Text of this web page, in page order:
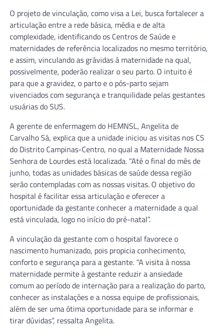
O projeto de vinculação, como visa a Lei, busca fortalecer a
articulação entre a rede básica, média e de alta
complexidade, identificando os Centros de Saúde e
maternidades de referência localizados no mesmo território,
e assim, vinculando as grávidas à maternidade na qual,
possivelmente, poderão realizar o seu parto. O intuito é
para que a gravidez, o parto e o pós-parto sejam
vivenciados com segurança e tranquilidade pelas gestantes
usuárias do SUS.
A gerente de enfermagem do HEMNSL, Angelita de
Carvalho Sá, explica que a unidade iniciou as visitas nos CS
do Distrito Campinas-Centro, no qual a Maternidade Nossa
Senhora de Lourdes está localizada. “Até o final do mês de
junho, todas as unidades básicas de saúde dessa região
serão contempladas com as nossas visitas. O objetivo do
hospital é facilitar essa articulação e oferecer a
oportunidade da gestante conhecer a maternidade a qual
está vinculada, logo no início do pré-natal”.
A vinculação da gestante com o hospital favorece o
nascimento humanizado, pois propicia conhecimento,
conforto e segurança para a gestante. “A visita à nossa
maternidade permite à gestante reduzir a ansiedade
comum ao período de internação para a realização do parto,
conhecer as instalações e a nossa equipe de profissionais,
além de ser uma ótima oportunidade para se informar e
tirar dúvidas”, ressalta Angelita.